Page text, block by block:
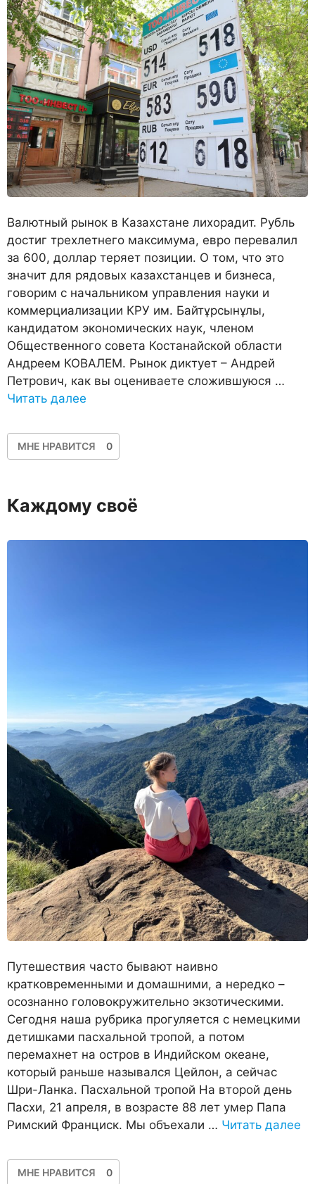
Валютный рынок в Казахстане лихорадит. Рубль
достиг трехлетнего максимума, евро перевалил
за 600, доллар теряет позиции. О том, что это
значит для рядовых казахстанцев и бизнеса,
говорим с начальником управления науки и
коммерциализации КРУ им. Байтұрсынұлы,
кандидатом экономических наук, членом
Общественного совета Костанайской области
Андреем КОВАЛЕМ. Рынок диктует – Андрей
Петрович, как вы оцениваете сложившуюся …
Читать далее
МНЕ НРАВИТСЯ 0
Каждому своё
Путешествия часто бывают наивно
кратковременными и домашними, а нередко –
осознанно головокружительно экзотическими.
Сегодня наша рубрика прогуляется с немецкими
детишками пасхальной тропой, а потом
перемахнет на остров в Индийском океане,
который раньше назывался Цейлон, а сейчас
Шри-Ланка. Пасхальной тропой На второй день
Пасхи, 21 апреля, в возрасте 88 лет умер Папа
Римский Франциск. Мы объехали … Читать далее
МНЕ НРАВИТСЯ 0